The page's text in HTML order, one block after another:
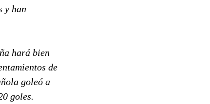
y han
hará bien
de
goleó a
goles.